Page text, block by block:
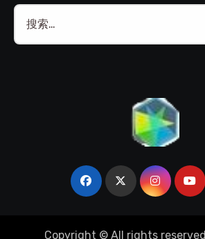
搜
索：
Copyright © All rights reserved